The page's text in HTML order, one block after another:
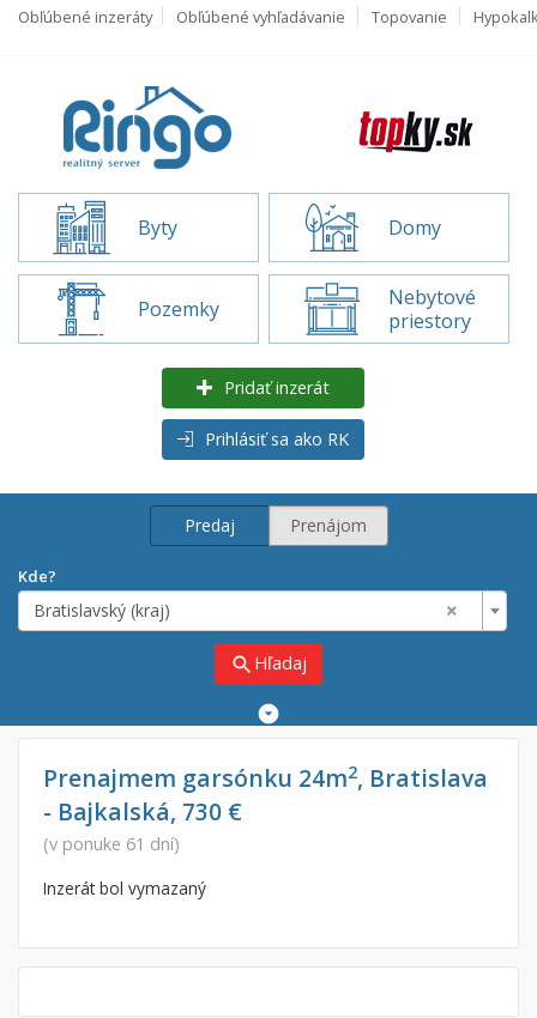
Obľúbené inzeráty Obľúbené vyhľadávanie Topovanie
Byty Domy
Pozemky
Nebytové
priestory
Pridať inzerát
Prihlásiť sa ako RK
Predaj Prenájom
Kde?
×
Bratislavský (kraj)
search Hľadaj
Predaj
Prenájom
Od:
Do:
Prenajmem garsónku 24m2, Bratislava
- Bajkalská, 730 €
(v ponuke 61 dní)
Inzerát bol vymazaný